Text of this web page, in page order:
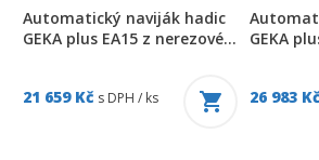
Automatický naviják hadic
GEKA plus EA15 z nerezové...
21 659 Kč s DPH / ks
GEKA
26 983 Kč